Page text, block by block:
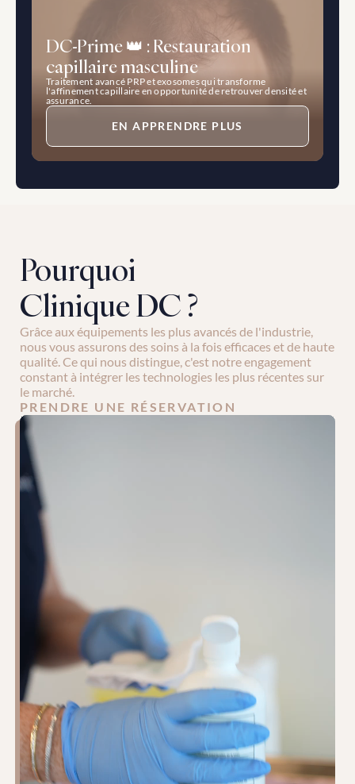
Traitement avancé PRP et exosomes qui transforme
l'affinement capillaire en opportunité de retrouver densité et
assurance.
DC-Prime 👑 : Restauration
capillaire masculine
EN APPRENDRE PLUS
Pourquoi
Clinique DC ?
Grâce aux équipements les plus avancés de l'industrie,
nous vous assurons des soins à la fois efficaces et de haute
qualité. Ce qui nous distingue, c'est notre engagement
constant à intégrer les technologies les plus récentes sur
le marché.
PRENDRE UNE RÉSERVATION